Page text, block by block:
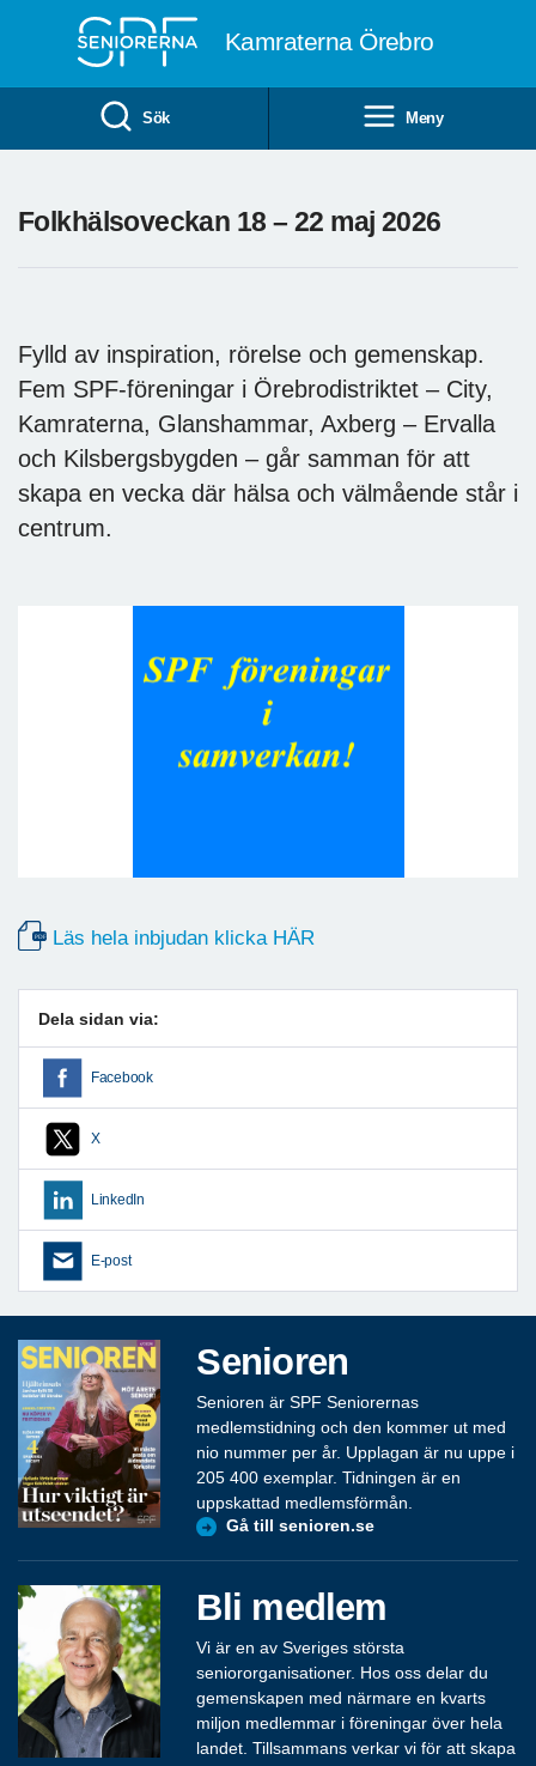
Kamraterna Örebro
Sök Meny
Folkhälsoveckan 18 – 22 maj 2026
Fylld av inspiration, rörelse och gemenskap.
Fem SPF-föreningar i Örebrodistriktet – City,
Kamraterna, Glanshammar, Axberg – Ervalla
och Kilsbergsbygden – går samman för att
skapa en vecka där hälsa och välmående står i
centrum.
Läs hela inbjudan klicka HÄR
Dela sidan via:
Facebook
X
LinkedIn
E-post
Senioren
Senioren är SPF Seniorernas
medlemstidning och den kommer ut med
nio nummer per år. Upplagan är nu uppe i
205 400 exemplar. Tidningen är en
uppskattad medlemsförmån.
Gå till senioren.se
Bli medlem
Vi är en av Sveriges största
seniororganisationer. Hos oss delar du
gemenskapen med närmare en kvarts
miljon medlemmar i föreningar över hela
landet. Tillsammans verkar vi för att skapa